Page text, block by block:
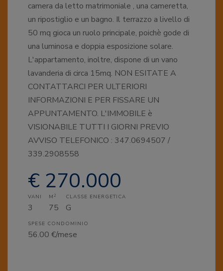
camera da letto matrimoniale , una cameretta,
un ripostiglio e un bagno. Il terrazzo a livello di
50 mq gioca un ruolo principale, poichè gode di
una luminosa e doppia esposizione solare.
L'appartamento, inoltre, dispone di un vano
lavanderia di circa 15mq. NON ESITATE A
CONTATTARCI PER ULTERIORI
INFORMAZIONI E PER FISSARE UN
APPUNTAMENTO. L'IMMOBILE è
VISIONABILE TUTTI I GIORNI PREVIO
AVVISO TELEFONICO : 347.0694507 /
339.2908558
€ 270.000
VANI
3
M 2
75
CLASSE ENERGETICA
G
SPESE CONDOMINIO
56.00 €/mese